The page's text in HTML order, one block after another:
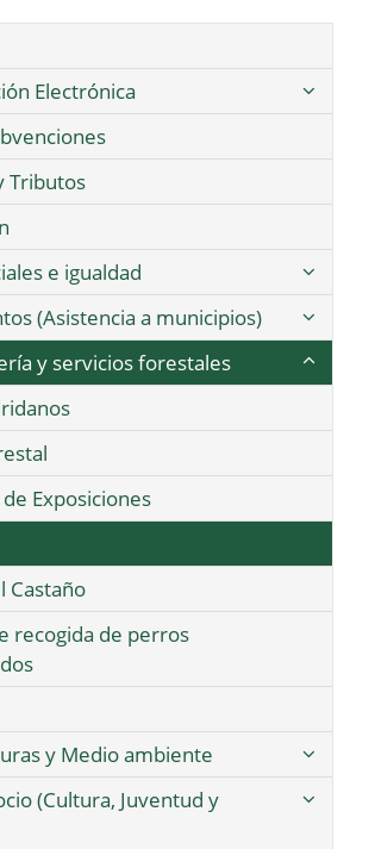
Electrónica
Tributos
e igualdad
(Asistencia a municipios)
y servicios forestales
Exposiciones
Castaño
recogida de perros
y Medio ambiente
(Cultura, Juventud y